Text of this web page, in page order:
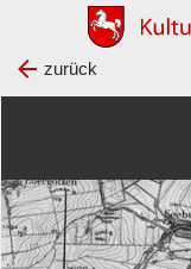
zurück